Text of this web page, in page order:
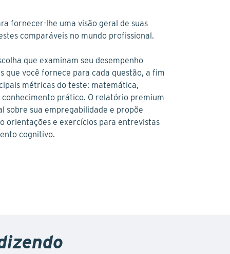
fornecer-lhe uma visão geral de suas
comparáveis no mundo profissional.
que examinam seu desempenho
que você fornece para cada questão, a fim
métricas do teste: matemática,
prático. O relatório premium
sobre sua empregabilidade e propõe
orientações e exercícios para entrevistas
cognitivo.